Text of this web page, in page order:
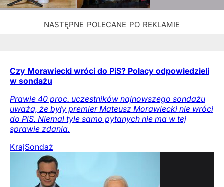
Czy Morawiecki wróci do PiS? Polacy odpowiedzieli
w sondażu
Prawie 40 proc. uczestników najnowszego sondażu
uważa, że były premier Mateusz Morawiecki nie wróci
do PiS. Niemal tyle samo pytanych nie ma w tej
sprawie zdania.
KrajSondaż